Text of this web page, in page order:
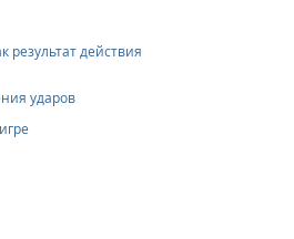
результат действия
ударов